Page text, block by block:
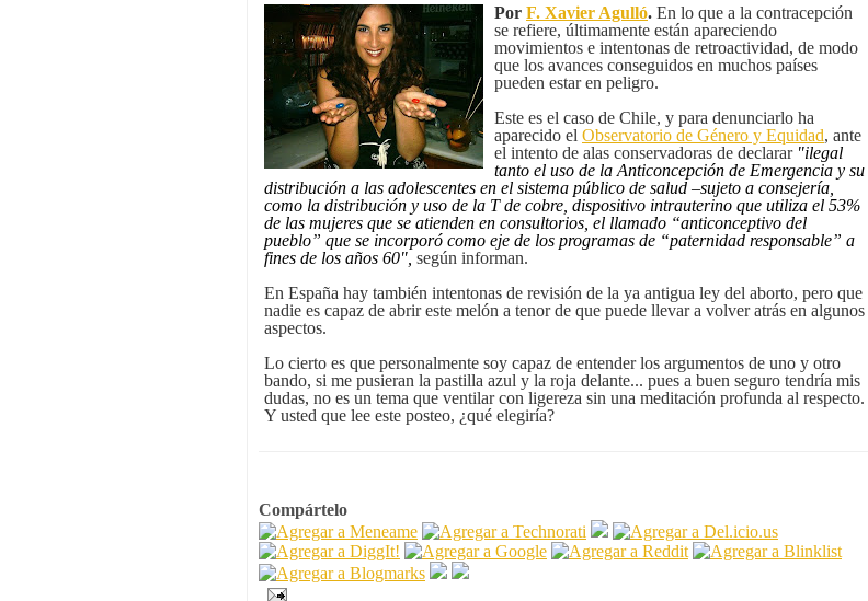
Por F. Xavier Agulló. En lo que a la contracepción
se refiere, últimamente están apareciendo
movimientos e intentonas de retroactividad, de modo
que los avances conseguidos en muchos países
pueden estar en peligro.
Este es el caso de Chile, y para denunciarlo ha
aparecido el Observatorio de Género y Equidad, ante
el intento de alas conservadoras de declarar "ilegal
tanto el uso de la Anticoncepción de Emergencia y su
distribución a las adolescentes en el sistema público de salud –sujeto a consejería,
como la distribución y uso de la T de cobre, dispositivo intrauterino que utiliza el 53%
de las mujeres que se atienden en consultorios, el llamado “anticonceptivo del
pueblo” que se incorporó como eje de los programas de “paternidad responsable” a
fines de los años 60", según informan.
En España hay también intentonas de revisión de la ya antigua ley del aborto, pero que
nadie es capaz de abrir este melón a tenor de que puede llevar a volver atrás en algunos
aspectos.
Lo cierto es que personalmente soy capaz de entender los argumentos de uno y otro
bando, si me pusieran la pastilla azul y la roja delante... pues a buen seguro tendría mis
dudas, no es un tema que ventilar con ligereza sin una meditación profunda al respecto.
Y usted que lee este posteo, ¿qué elegiría?
Compártelo